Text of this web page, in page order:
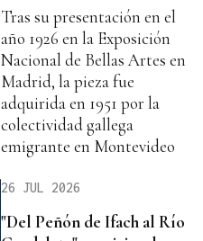
Tras su presentación en el
año 1926 en la Exposición
Nacional de Bellas Artes en
Madrid, la pieza fue
adquirida en 1951 por la
colectividad gallega
emigrante en Montevideo
26 JUL 2026
"Del Peñón de Ifach al Río